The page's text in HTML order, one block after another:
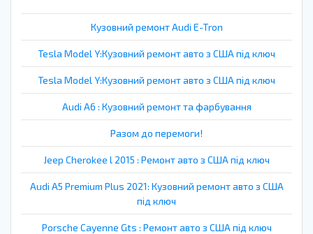
Кузовний ремонт Audi E-Tron
Tesla Model Y:Кузовний ремонт авто з США під ключ
Tesla Model Y:Кузовний ремонт авто з США під ключ
Audi A6 : Кузовний ремонт та фарбування
Разом до перемоги!
Jeep Cherokee l 2015 : Ремонт авто з США під ключ
Audi A5 Premium Plus 2021: Кузовний ремонт авто з США
під ключ
Porsche Cayenne Gts : Ремонт авто з США під ключ